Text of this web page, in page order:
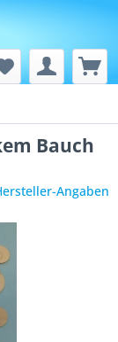
Bauch
Angaben